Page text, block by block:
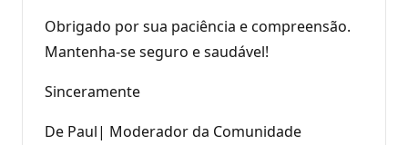
Obrigado por sua paciência e compreensão.
Mantenha-se seguro e saudável!
Sinceramente
De Paul| Moderador da Comunidade